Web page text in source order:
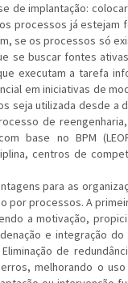
de implantação:
processos já
se os processos só
se buscar fontes
executam a tarefa
em iniciativas de
seja utilizada desde a
de
base no BPM
centros de
para as
por processos. A
a motivação,
e integração
de
melhorando o